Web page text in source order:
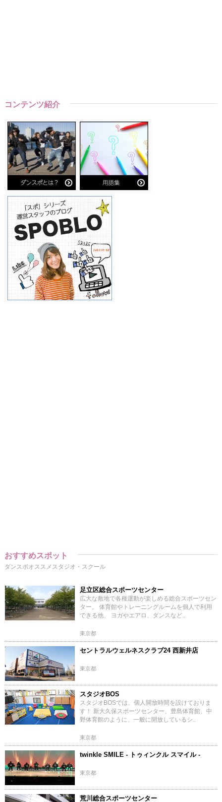
コンテンツ紹介
おすすめスポット
ダンスポオススメスタジオ・スクール
足立区総合スポーツセンター
広大な敷地で各種運動が楽しめる総合スポーツセン
ター。 体育館やトレーニングルームを個人で利用
できる他、 ヨガやエアロ、ダンスなど..
東京都
セントラルウェルネスクラブ24 西新井店
東京都
スタジオBOS
スタジオBOSでは、個人開放時間を設けておりま
す！ 新大久保スポーツセンター、豊島体育館、中
野体育館のように、一般に開放しているシ..
東京都
twinkle SMILE - トゥィンクル スマイル -
東京都
荒川総合スポーツセンター